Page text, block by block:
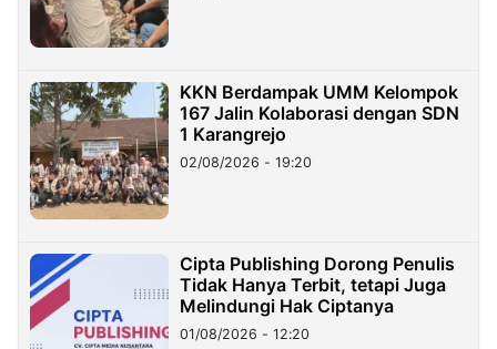
KKN Berdampak UMM Kelompok
167 Jalin Kolaborasi dengan SDN
1 Karangrejo
02/08/2026 - 19:20
Cipta Publishing Dorong Penulis
Tidak Hanya Terbit, tetapi Juga
Melindungi Hak Ciptanya
01/08/2026 - 12:20